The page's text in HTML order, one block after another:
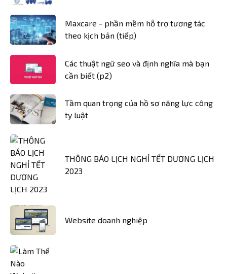
Maxcare - phần mềm hỗ trợ tương tác
theo kịch bản (tiếp)
Các thuật ngữ seo và định nghĩa mà bạn
cần biết (p2)
Tầm quan trọng của hồ sơ năng lực công
ty luật
THÔNG BÁO LỊCH NGHỈ TẾT DƯƠNG LỊCH
2023
Website doanh nghiệp